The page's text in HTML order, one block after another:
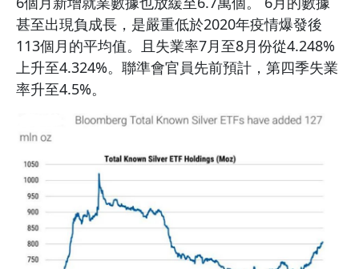
甚至出現負成長，是嚴重低於2020年疫情爆發後
113個月的平均值。且失業率7月至8月份從4.248%
上升至4.324%。聯準會官員先前預計，第四季失業
率升至4.5%。